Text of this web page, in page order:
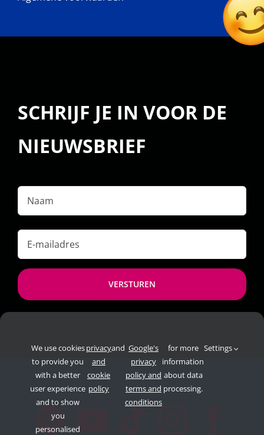
SCHRIJF JE IN VOOR DE
NIEUWSBRIEF
mailadres
*
We use cookies
to provide you
with a better
user experience
and to show
you
personalised
privacy
and
cookie
policy
and Google's
privacy
policy and
terms and
conditions
for more
information
about data
processing.
Settings